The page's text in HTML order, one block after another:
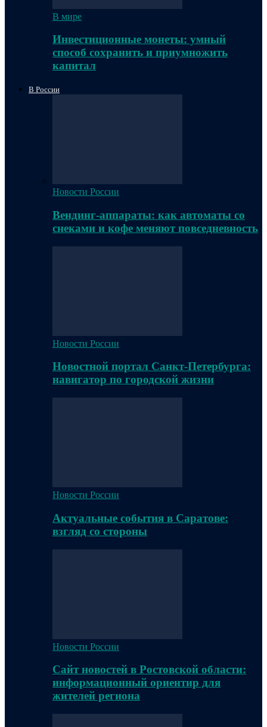
В мире
Инвестиционные монеты: умный
способ сохранить и приумножить
капитал
В России
Новости России
Вендинг-аппараты: как автоматы со
снеками и кофе меняют повседневность
Новости России
Новостной портал Санкт-Петербурга:
навигатор по городской жизни
Новости России
Актуальные события в Саратове:
взгляд со стороны
Новости России
Сайт новостей в Ростовской области:
информационный ориентир для
жителей региона